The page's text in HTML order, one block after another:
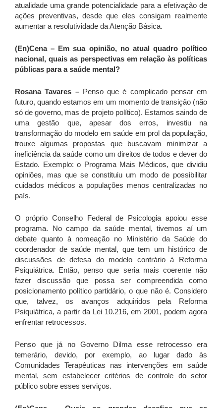
atualidade uma grande potencialidade para a efetivação de
ações preventivas, desde que eles consigam realmente
aumentar a resolutividade da Atenção Básica.
(En)Cena – Em sua opinião, no atual quadro político
nacional, quais as perspectivas em relação às políticas
públicas para a saúde mental?
Rosana Tavares –Penso que é complicado pensar em
futuro, quando estamos em um momento de transição (não
só de governo, mas de projeto político). Estamos saindo de
uma gestão que, apesar dos erros, investiu na
transformação do modelo em saúde em prol da população,
trouxe algumas propostas que buscavam minimizar a
ineficiência da saúde como um direitos de todos e dever do
Estado. Exemplo: o Programa Mais Médicos, que dividiu
opiniões, mas que se constituiu um modo de possibilitar
cuidados médicos a populações menos centralizadas no
país.
O próprio Conselho Federal de Psicologia apoiou esse
programa. No campo da saúde mental, tivemos aí um
debate quanto à nomeação no Ministério da Saúde do
coordenador de saúde mental, que tem um histórico de
discussões de defesa do modelo contrário à Reforma
Psiquiátrica. Então, penso que seria mais coerente não
fazer discussão que possa ser compreendida como
posicionamento político partidário, o que não é. Considero
que, talvez, os avanços adquiridos pela Reforma
Psiquiátrica, a partir da Lei 10.216, em 2001, podem agora
enfrentar retrocessos.
Penso que já no Governo Dilma esse retrocesso era
temerário, devido, por exemplo, ao lugar dado às
Comunidades Terapêuticas nas intervenções em saúde
mental, sem estabelecer critérios de controle do setor
público sobre esses serviços.